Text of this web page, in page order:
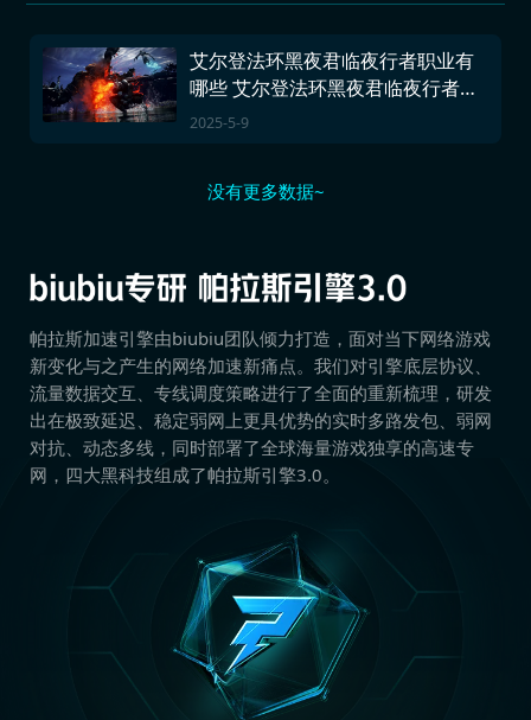
艾尔登法环黑夜君临夜行者职业有
哪些 艾尔登法环黑夜君临夜行者职
业讲解
2025-5-9
没有更多数据~
帕拉斯加速引擎由biubiu团队倾力打造，面对当下网络游戏
新变化与之产生的网络加速新痛点。我们对引擎底层协议、
流量数据交互、专线调度策略进行了全面的重新梳理，研发
出在极致延迟、稳定弱网上更具优势的实时多路发包、弱网
对抗、动态多线，同时部署了全球海量游戏独享的高速专
网，四大黑科技组成了帕拉斯引擎3.0。